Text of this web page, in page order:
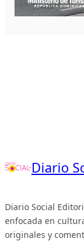
Diario
Diario Social
enfocada en
originales y